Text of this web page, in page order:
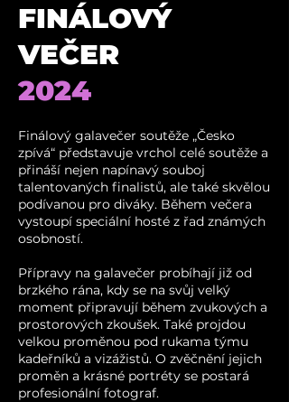
FINÁLOVÝ
VEČER
2024
Finálový galavečer soutěže „Česko
zpívá“ představuje vrchol celé soutěže a
přináší nejen napínavý souboj
talentovaných finalistů, ale také skvělou
podívanou pro diváky. Během večera
vystoupí speciální hosté z řad známých
osobností.
Přípravy na galavečer probíhají již od
brzkého rána, kdy se na svůj velký
moment připravují během zvukových a
prostorových zkoušek. Také projdou
velkou proměnou pod rukama týmu
kadeřníků a vizážistů. O zvěčnění jejich
proměn a krásné portréty se postará
profesionální fotograf.